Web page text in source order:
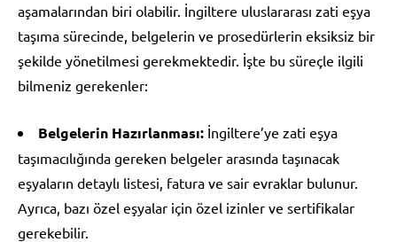
aşamalarından biri olabilir. İngiltere uluslararası zati eşya
taşıma sürecinde, belgelerin ve prosedürlerin eksiksiz bir
şekilde yönetilmesi gerekmektedir. İşte bu süreçle ilgili
bilmeniz gerekenler:
Belgelerin Hazırlanması: İngiltere’ye zati eşya
taşımacılığında gereken belgeler arasında taşınacak
eşyaların detaylı listesi, fatura ve sair evraklar bulunur.
Ayrıca, bazı özel eşyalar için özel izinler ve sertifikalar
gerekebilir.